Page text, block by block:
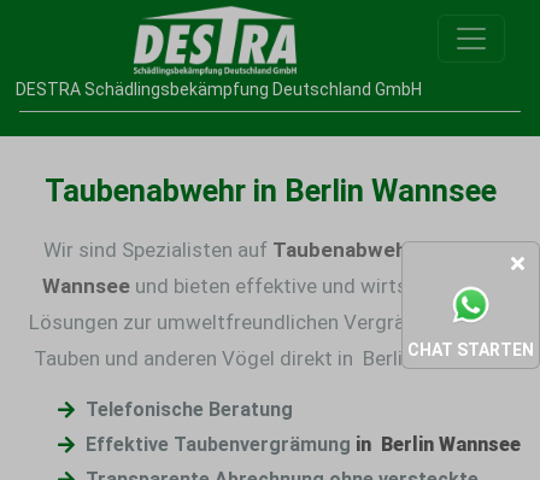
CHAT STARTEN
DESTRA Schädlingsbekämpfung Deutschland GmbH
Taubenabwehr in Berlin Wannsee
Wir sind Spezialisten auf Taubenabwehr in Berlin
Wannseeund bieten effektive und wirtschaftliche
Lösungen zur umweltfreundlichen Vergrämmung von
Tauben und anderen Vögel direkt in Berlin Wannsee.
Telefonische Beratung
Effektive Taubenvergrämung in Berlin Wannsee